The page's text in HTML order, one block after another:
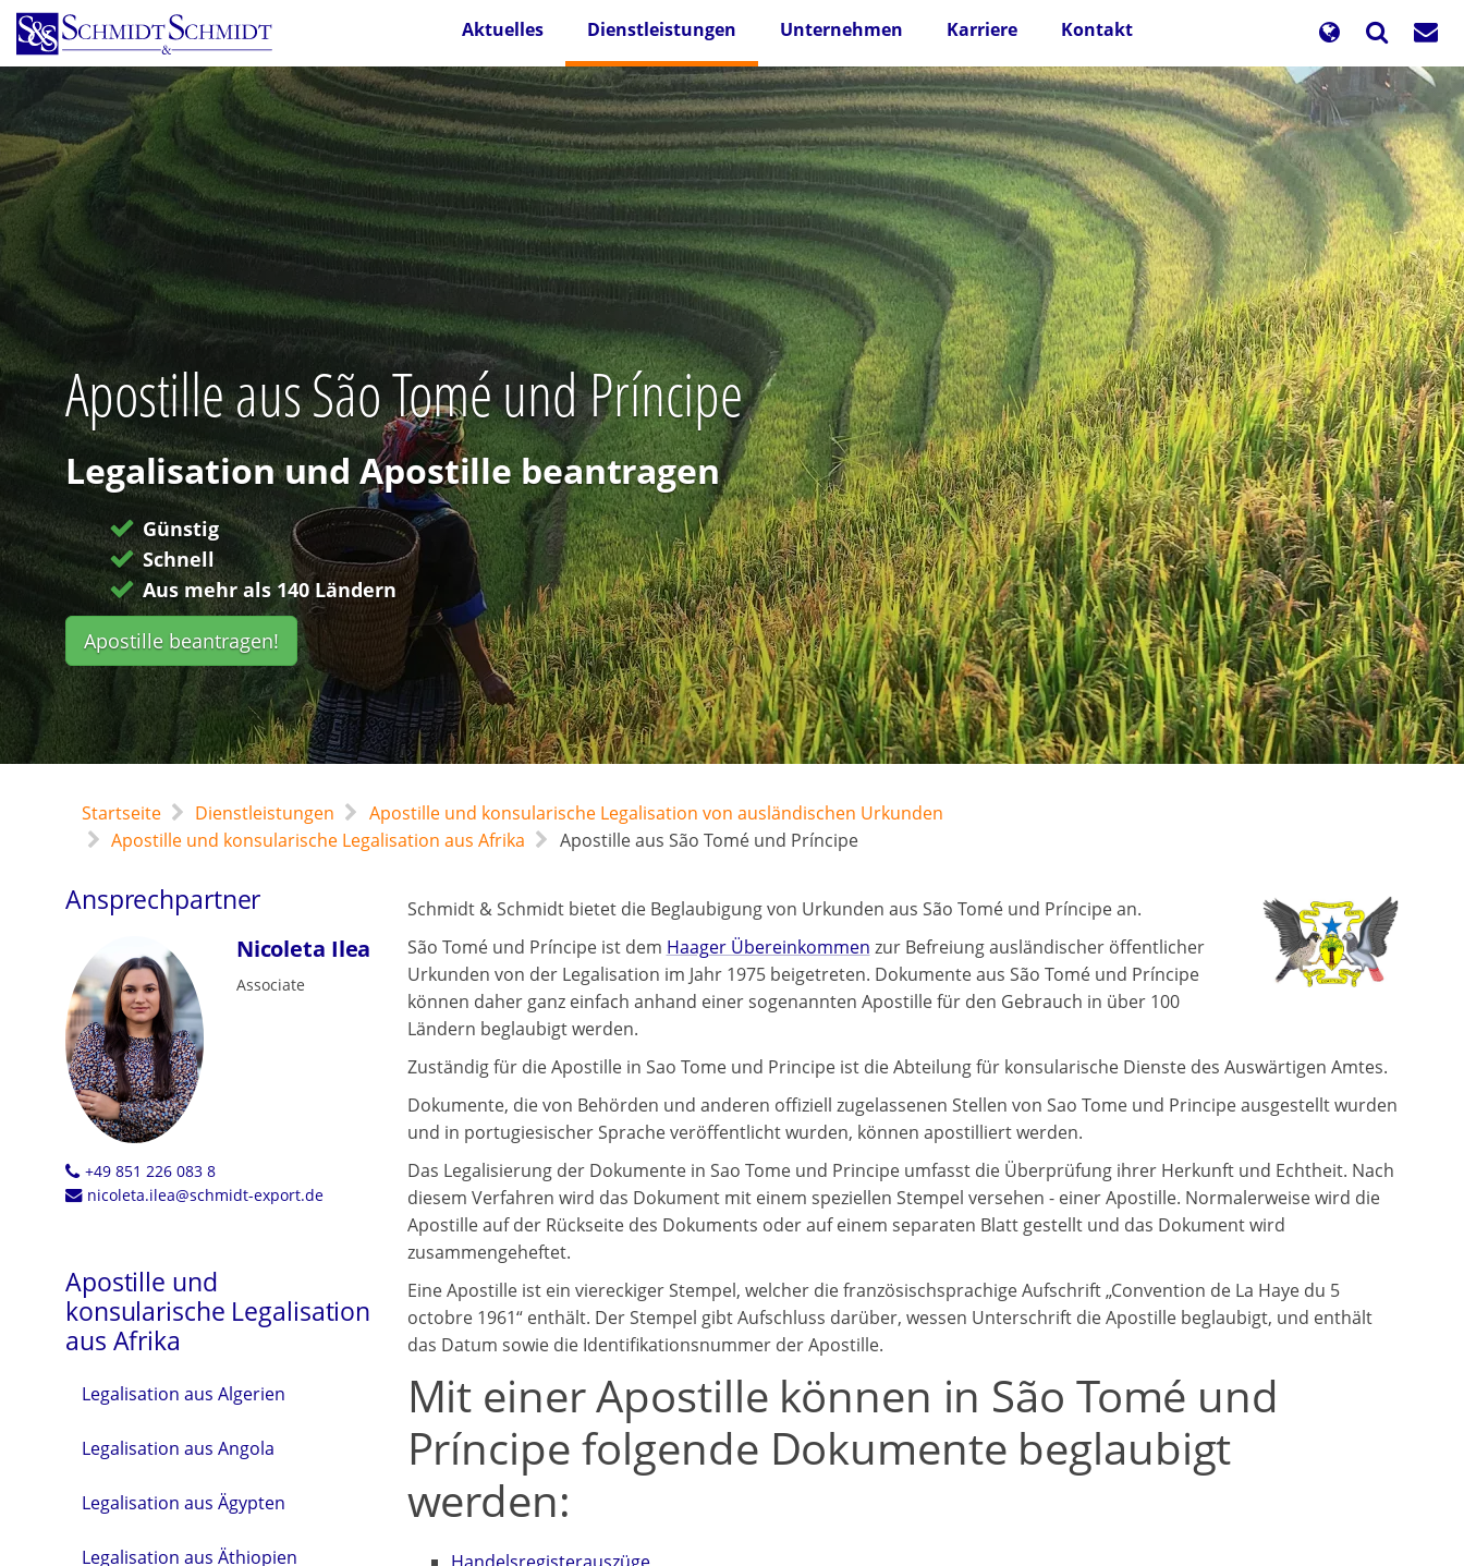
Direkt
zum
Inhalt
Aktuelles Dienstleistungen Unternehmen Karriere Kontakt
Apostille aus São Tomé und Príncipe
Legalisation und Apostille beantragen
Günstig
Schnell
Aus mehr als 140 Ländern
Apostille beantragen!
Startseite Dienstleistungen
Apostille und konsularische Legalisation von ausländischen Urkunden
Apostille und konsularische Legalisation aus Afrika
Apostille aus São Tomé und Príncipe
Ansprechpartner
Nicoleta Ilea
Associate
+49 851 226 083 8
nicoleta.ilea@schmidt-export.de
Apostille und
konsularische Legalisation
aus Afrika
Legalisation aus Algerien
Legalisation aus Angola
Legalisation aus Ägypten
Legalisation aus Äthiopien
Schmidt & Schmidt bietet die Beglaubigung von Urkunden aus São Tomé und Príncipe an.
São Tomé und Príncipe ist dem Haager Übereinkommen zur Befreiung ausländischer öffentlicher
Urkunden von der Legalisation im Jahr 1975 beigetreten. Dokumente aus São Tomé und Príncipe
können daher ganz einfach anhand einer sogenannten Apostille für den Gebrauch in über 100
Ländern beglaubigt werden.
Zuständig für die Apostille in Sao Tome und Principe ist die Abteilung für konsularische Dienste des Auswärtigen Amtes.
Dokumente, die von Behörden und anderen offiziell zugelassenen Stellen von Sao Tome und Principe ausgestellt wurden
und in portugiesischer Sprache veröffentlicht wurden, können apostilliert werden.
Das Legalisierung der Dokumente in Sao Tome und Principe umfasst die Überprüfung ihrer Herkunft und Echtheit. Nach
diesem Verfahren wird das Dokument mit einem speziellen Stempel versehen - einer Apostille. Normalerweise wird die
Apostille auf der Rückseite des Dokuments oder auf einem separaten Blatt gestellt und das Dokument wird
zusammengeheftet.
Eine Apostille ist ein viereckiger Stempel, welcher die französischsprachige Aufschrift „Convention de La Haye du 5
octobre 1961“ enthält. Der Stempel gibt Aufschluss darüber, wessen Unterschrift die Apostille beglaubigt, und enthält
das Datum sowie die Identifikationsnummer der Apostille.
Mit einer Apostille können in São Tomé und
Príncipe folgende Dokumente beglaubigt
werden: